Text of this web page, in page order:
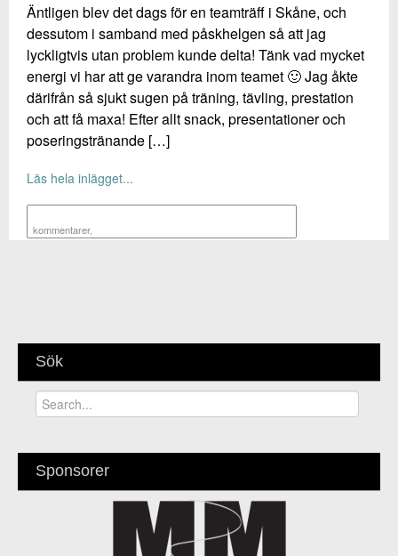
Äntligen blev det dags för en teamträff i Skåne, och
dessutom i samband med påskhelgen så att jag
lyckligtvis utan problem kunde delta! Tänk vad mycket
energi vi har att ge varandra inom teamet 🙂 Jag åkte
därifrån så sjukt sugen på träning, tävling, prestation
och att få maxa! Efter allt snack, presentationer och
poseringstränande […]
Läs hela inlägget...
kommentarer,
Sök
Sponsorer